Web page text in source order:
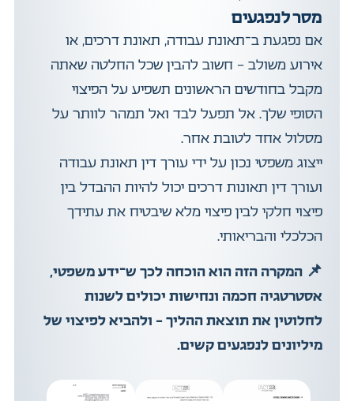
מסר לנפגעים
אם נפגעת ב־תאונת עבודה, תאונת דרכים, או
אירוע משולב – חשוב להבין שכל החלטה שאתה
מקבל בחודשים הראשונים תשפיע על הפיצוי
הסופי שלך. אל תפעל לבד ואל תמהר לוותר על
מסלול אחד לטובת אחר.
ייצוג משפטי נכון על ידי עורך דין תאונת עבודה
ועורך דין תאונות דרכים יכול להיות ההבדל בין
פיצוי חלקי לבין פיצוי מלא שיבטיח את עתידך
הכלכלי והבריאותי.
📌 המקרה הזה הוא הוכחה לכך ש־ידע משפטי,
אסטרטגיה חכמה ונחישות יכולים לשנות
לחלוטין את תוצאת ההליך – ולהביא לפיצוי של
מיליונים לנפגעים קשים.